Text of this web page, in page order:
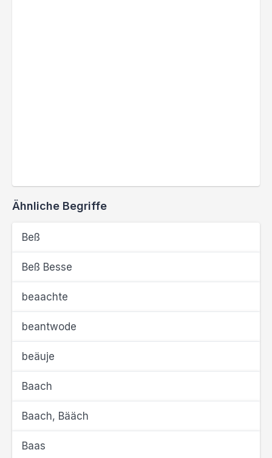
Ähnliche Begriffe
Beß
Beß Besse
beaachte
beantwode
beäuje
Baach
Baach, Bääch
Baas